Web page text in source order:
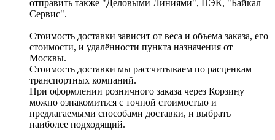
отправить также "Деловыми Линиями", ПЭК, "Байкал
Сервис".
Стоимость доставки зависит от веса и объема заказа, его
стоимости, и удалённости пункта назначения от
Москвы.
Стоимость доставки мы рассчитываем по расценкам
транспортных компаний.
При оформлении розничного заказа через Корзину
можно ознакомиться с точной стоимостью и
предлагаемыми способами доставки, и выбрать
наиболее подходящий.